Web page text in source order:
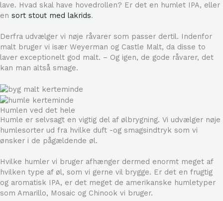
lave. Hvad skal have hovedrollen? Er det en humlet IPA, eller
en sort stout med lakrids.
Derfra udvælger vi nøje råvarer som passer dertil. Indenfor
malt bruger vi især Weyerman og Castle Malt, da disse to
laver exceptionelt god malt. – Og igen, de gode råvarer, det
kan man altså smage.
Humlen ved det hele
Humle er selvsagt en vigtig del af ølbrygning. Vi udvælger nøje
humlesorter ud fra hvilke duft -og smagsindtryk som vi
ønsker i de pågældende øl.
Hvilke humler vi bruger afhænger dermed enormt meget af
hvilken type af øl, som vi gerne vil brygge. Er det en frugtig
og aromatisk IPA, er det meget de amerikanske humletyper
som Amarillo, Mosaic og Chinook vi bruger.